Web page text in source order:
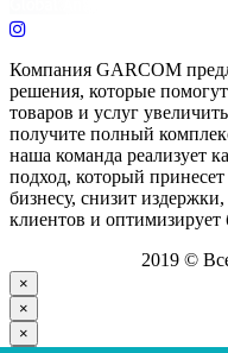
Компания GARCOM
решения, которые
товаров и услуг
получите полный
наша команда реализует
подход, который
бизнесу, снизит
клиентов и оптимизирует
2019 ©
×
×
×